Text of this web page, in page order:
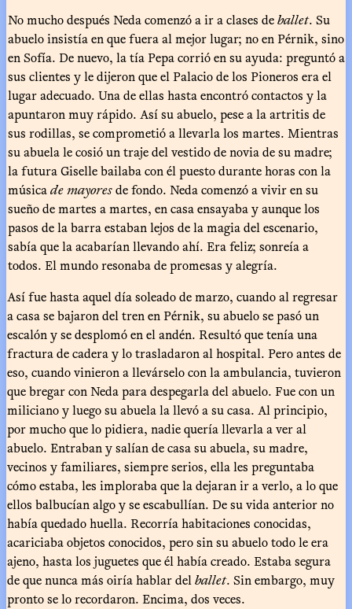
No mucho después Neda comenzó a ir a clases deballet. Su
abuelo insistía en que fuera al mejor lugar; no en Pérnik, sino
en Sofía. De nuevo, la tía Pepa corrió en su ayuda: preguntó a
sus clientes y le dijeron que el Palacio de los Pioneros era el
lugar adecuado. Una de ellas hasta encontró contactos y la
apuntaron muy rápido. Así su abuelo, pese a la artritis de
sus rodillas, se comprometió a llevarla los martes. Mientras
su abuela le cosió un traje del vestido de novia de su madre;
la futura Giselle bailaba con él puesto durante horas con la
músicade mayoresde fondo. Neda comenzó a vivir en su
sueño de martes a martes, en casa ensayaba y aunque los
pasos de la barra estaban lejos de la magia del escenario,
sabía que la acabarían llevando ahí. Era feliz; sonreía a
todos. El mundo resonaba de promesas y alegría.
Así fue hasta aquel día soleado de marzo, cuando al regresar
a casa se bajaron del tren en Pérnik, su abuelo se pasó un
escalón y se desplomó en el andén. Resultó que tenía una
fractura de cadera y lo trasladaron al hospital. Pero antes de
eso, cuando vinieron a llevárselo con la ambulancia, tuvieron
que bregar con Neda para despegarla del abuelo. Fue con un
miliciano y luego su abuela la llevó a su casa. Al principio,
por mucho que lo pidiera, nadie quería llevarla a ver al
abuelo. Entraban y salían de casa su abuela, su madre,
vecinos y familiares, siempre serios, ella les preguntaba
cómo estaba, les imploraba que la dejaran ir a verlo, a lo que
ellos balbucían algo y se escabullían. De su vida anterior no
había quedado huella. Recorría habitaciones conocidas,
acariciaba objetos conocidos, pero sin su abuelo todo le era
ajeno, hasta los juguetes que él había creado. Estaba segura
de que nunca más oiría hablar delballet. Sin embargo, muy
pronto se lo recordaron. Encima, dos veces.